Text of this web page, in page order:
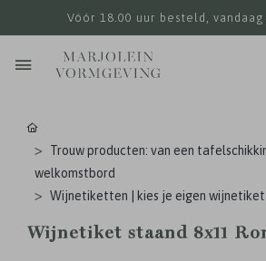
Vóór 18.00 uur besteld,
Trouw producten: van een
welkomstbord
Wijnetiketten | kies je eigen
Wijnetiket staand 8x11